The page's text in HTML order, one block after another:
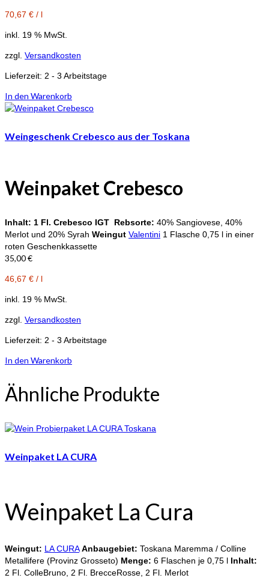
70,67 € / l
inkl. 19 % MwSt.
zzgl. Versandkosten
Lieferzeit: 2 - 3 Arbeitstage
In den Warenkorb
Weingeschenk Crebesco aus der Toskana
WeinpaketCrebesco
Inhalt: 1 Fl. Crebesco IGT Rebsorte: 40% Sangiovese, 40%
Merlot und 20% Syrah Weingut Valentini 1 Flasche 0,75 l in einer
roten Geschenkkassette
35,00€
46,67 € / l
inkl. 19 % MwSt.
zzgl. Versandkosten
Lieferzeit: 2 - 3 Arbeitstage
In den Warenkorb
Ähnliche Produkte
Weinpaket LA CURA
Weinpaket La Cura
Weingut: LA CURA Anbaugebiet: Toskana Maremma / Colline
Metallifere (Provinz Grosseto) Menge: 6 Flaschen je 0,75 l Inhalt:
2 Fl. ColleBruno, 2 Fl. BrecceRosse, 2 Fl. Merlot